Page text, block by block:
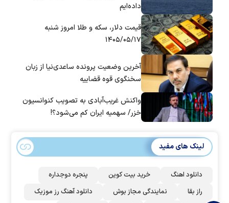
داده‌ایم
قیمت دلار، سکه و طلا امروز شنبه
۱۴۰۵/۰۵/۱۷
آخرین وضعیت پرونده ساعدی‌نیا از زبان
سخنگوی قوه قضاییه
واکنش غریب‌آبادی به تصویب کنوانسیون
خزر/ سهمیه ایران کم می‌شود؟!
لینک های مفید
دانلود اهنگ خرید بیت کوین
پنجره دوجداره
راز بقا
نمایندگی مجاز بوش
دانلود آهنگ رز‌ موزیک